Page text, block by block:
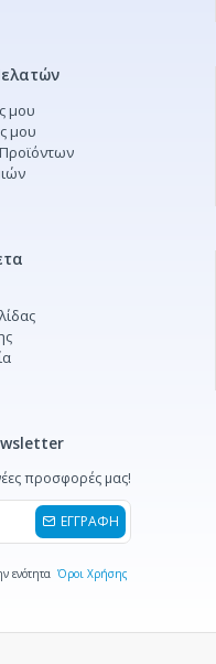
μου
μου
προσφορές μας!
ΕΓΓΡΑΦΗ
ενότητα Όροι Χρήσης